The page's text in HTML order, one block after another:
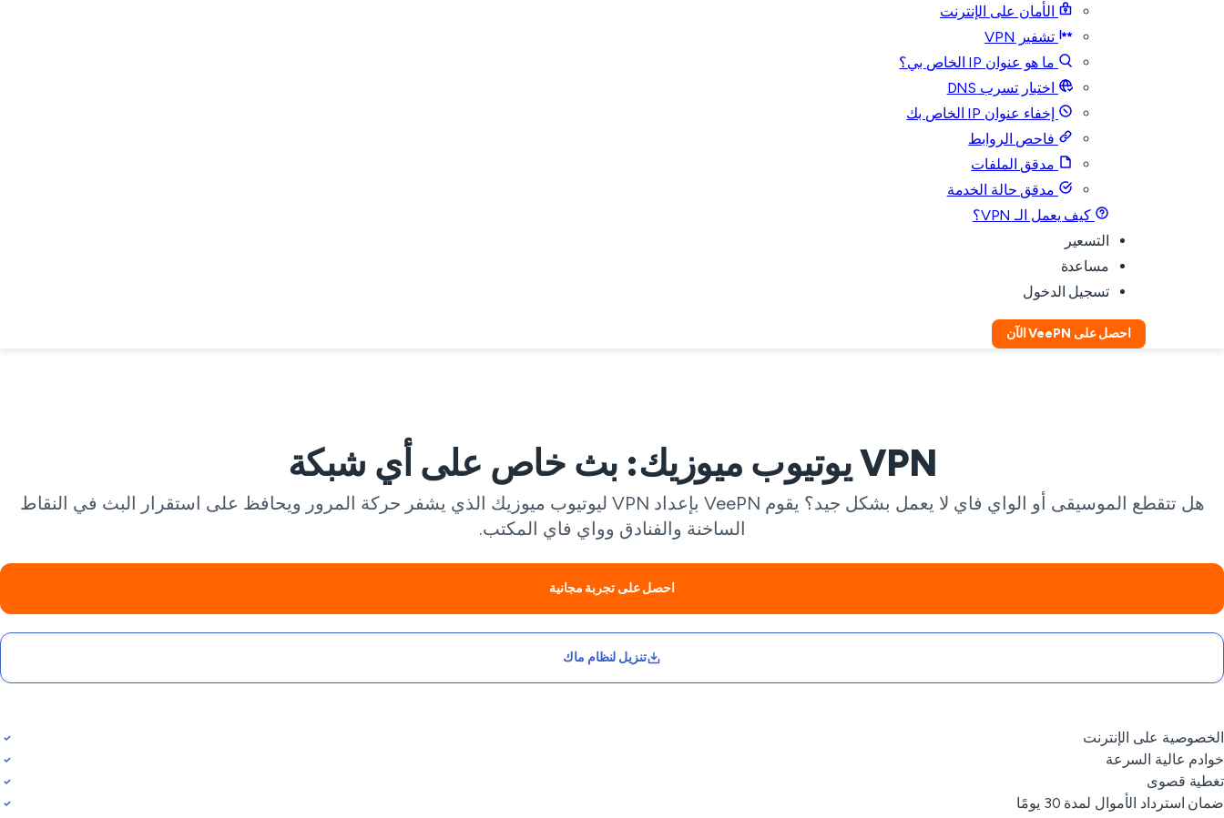
الأمان على الإنترنت
تشفير VPN
ما هو عنوان IP الخاص بي؟
اختبار تسرب DNS
إخفاء عنوان IP الخاص بك
فاحص الروابط
مدقق الملفات
مدقق حالة الخدمة
كيف يعمل الـ VPN؟
التسعير
مساعدة
تسجيل الدخول
احصل على VeePN الآن
VPN يوتيوب ميوزيك: بث خاص على أي شبكة
هل تتقطع الموسيقى أو الواي فاي لا يعمل بشكل جيد؟ يقوم VeePN بإعداد VPN ليوتيوب ميوزيك الذي يشفر حركة المرور ويحافظ على استقرار البث في النقاط
الساخنة والفنادق وواي فاي المكتب.
احصل على تجربة مجانية
تنزيل لنظام ماك
الخصوصية على الإنترنت
خوادم عالية السرعة
تغطية قصوى
ضمان استرداد الأموال لمدة 30 يومًا